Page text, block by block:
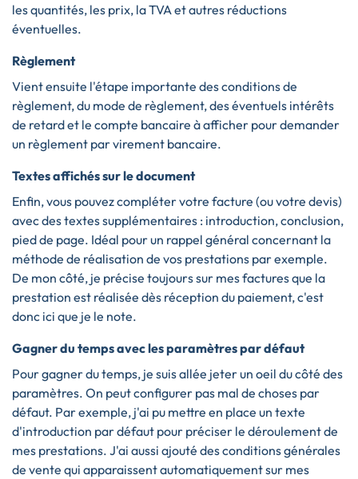
les quantités, les prix, la TVA et autres réductions
éventuelles.
Règlement
Vient ensuite l'étape importante des conditions de
règlement, du mode de règlement, des éventuels intérêts
de retard et le compte bancaire à afficher pour demander
un règlement par virement bancaire.
Textes affichés sur le document
Enfin, vous pouvez compléter votre facture (ou votre devis)
avec des textes supplémentaires : introduction, conclusion,
pied de page. Idéal pour un rappel général concernant la
méthode de réalisation de vos prestations par exemple.
De mon côté, je précise toujours sur mes factures que la
prestation est réalisée dès réception du paiement, c'est
donc ici que je le note.
Gagner du temps avec les paramètres par défaut
Pour gagner du temps, je suis allée jeter un oeil du côté des
paramètres. On peut configurer pas mal de choses par
défaut. Par exemple, j'ai pu mettre en place un texte
d'introduction par défaut pour préciser le déroulement de
mes prestations. J'ai aussi ajouté des conditions générales
de vente qui apparaissent automatiquement sur mes